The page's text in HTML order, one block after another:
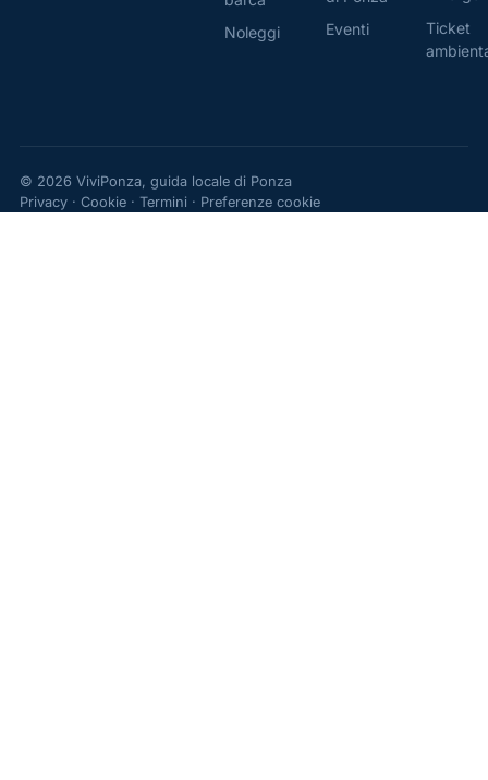
Noleggi
Eventi
Ticket
© 2026 ViviPonza, guida locale di Ponza
Privacy· Cookie· Termini · Preferenze cookie